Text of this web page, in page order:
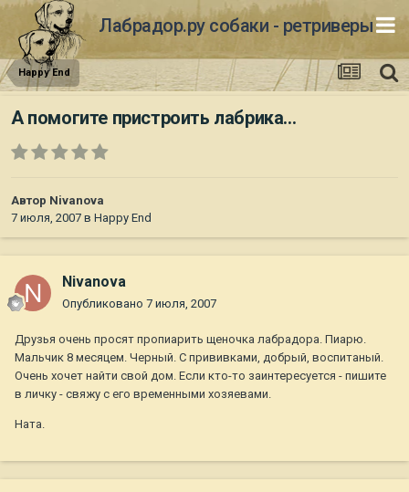
Лабрадор.ру собаки - ретриверы
Happy End
А помогите пристроить лабрика...
Автор Nivanova
7 июля, 2007 в Happy End
Nivanova
Опубликовано 7 июля, 2007
Друзья очень просят пропиарить щеночка лабрадора. Пиарю.
Мальчик 8 месяцем. Черный. С прививками, добрый, воспитаный.
Очень хочет найти свой дом. Если кто-то заинтересуется - пишите
в личку - свяжу с его временными хозяевами.
Ната.